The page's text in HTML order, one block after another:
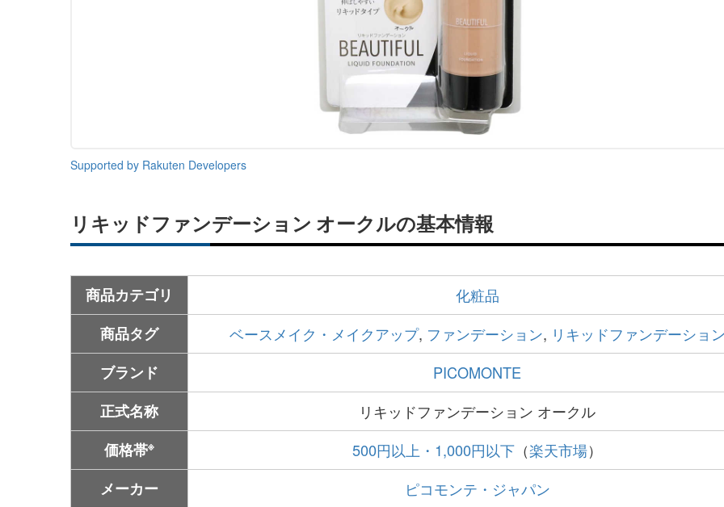
Supported by Rakuten Developers
リキッドファンデーション オークルの基本情報
商品カテゴリ
化粧品
商品タグ
ベースメイク・メイクアップ, ファンデーション, リキッドファンデーショ
ブランド
PICOMONTE
正式名称
リキッドファンデーション オークル
価格帯※ 500円以上・1,000円以下 （楽天市場）
メーカー
ピコモンテ・ジャパン